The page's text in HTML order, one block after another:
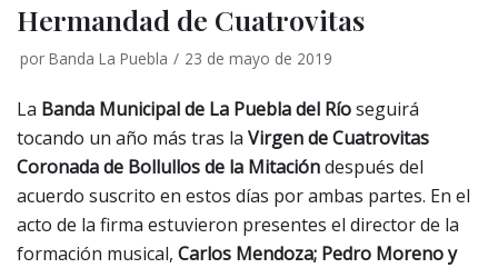
Hermandad de Cuatrovitas
por Banda La Puebla 23 de mayo de 2019
La Banda Municipal de La Puebla del Ríoseguirá
tocando un año más tras la Virgen de Cuatrovitas
Coronada de Bollullos de la Mitacióndespués del
acuerdo suscrito en estos días por ambas partes. En el
acto de la firma estuvieron presentes el director de la
formación musical, Carlos Mendoza; Pedro Moreno y